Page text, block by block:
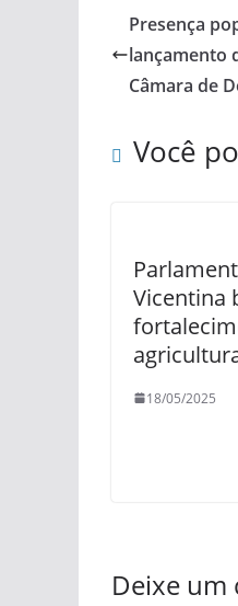
Presença
lançamento
Câmara de
Você
Vicentina
18/05/2025
Deixe